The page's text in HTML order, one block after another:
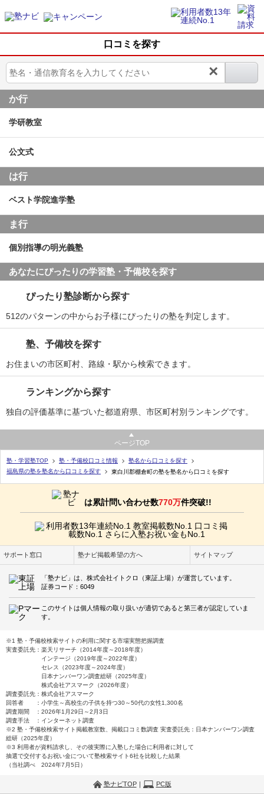
口コミを探す
×
か行
学研教室
公文式
は行
ベスト学院進学塾
ま行
個別指導の明光義塾
あなたにぴったりの学習塾・予備校を探す
ぴったり塾診断から探す
512のパターンの中からお子様にぴったりの塾を判定します。
塾、予備校を探す
お住まいの市区町村、路線・駅から検索できます。
ランキングから探す
独自の評価基準に基づいた都道府県、市区町村別ランキングです。
ページTOP
塾・学習塾TOP 塾・予備校口コミ情報
塾名から口コミを探す
福島県の塾を塾名から口コミを探す
東白川郡棚倉町の塾を塾名から口コミを探す
は累計問い合わせ数770万件突破!!
サポート窓口 塾ナビ掲載希望の方へ サイトマップ
「塾ナビ」は、株式会社イトクロ（東証上場）が運営しています。
証券コード：6049
このサイトは個人情報の取り扱いが適切であると第三者が認定していま
す。
※1 塾・予備校検索サイトの利用に関する市場実態把握調査
実査委託先：楽天リサーチ（2014年度～2018年度）
インテージ（2019年度～2022年度）
セレス（2023年度～2024年度）
日本ナンバーワン調査総研（2025年度）
株式会社アスマーク（2026年度）
調査委託先：株式会社アスマーク
回答者 ：小学生～高校生の子供を持つ30～50代の女性1,300名
調査期間 ：2026年1月29日～2月3日
調査手法 ：インターネット調査
※2 塾・予備校検索サイト掲載教室数、掲載口コミ数調査 実査委託先：日本ナンバーワン調査
総研（2025年度）
※3 利用者が資料請求し、その後実際に入塾した場合に利用者に対して
抽選で交付するお祝い金について塾検索サイト6社を比較した結果
（当社調べ 2024年7月5日）
塾ナビTOP｜ PC版